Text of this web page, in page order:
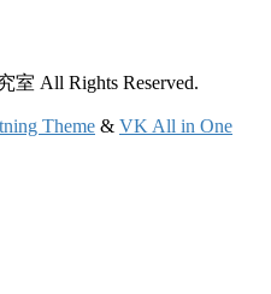
All Rights Reserved.
Theme & VK All in One